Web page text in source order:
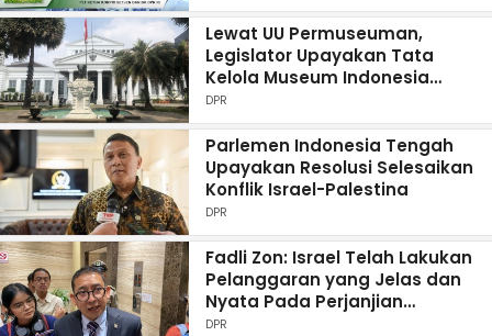
Lewat UU Permuseuman,
Legislator Upayakan Tata
Kelola Museum Indonesia
yang Komprehensif
DPR
Parlemen Indonesia Tengah
Upayakan Resolusi Selesaikan
Konflik Israel-Palestina
DPR
Fadli Zon: Israel Telah Lakukan
Pelanggaran yang Jelas dan
Nyata Pada Perjanjian
Internasional
DPR